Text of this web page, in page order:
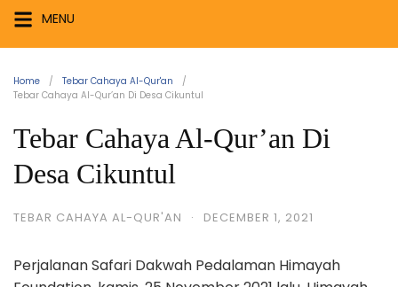
Setiap
Jengkal
MENU
Home
Tebar Cahaya Al-Qur'an
Tebar Cahaya Al-Qur’an Di Desa Cikuntul
Tebar Cahaya Al-Qur’an Di
Desa Cikuntul
TEBAR CAHAYA AL-QUR'AN · DECEMBER 1, 2021
Perjalanan Safari Dakwah Pedalaman Himayah